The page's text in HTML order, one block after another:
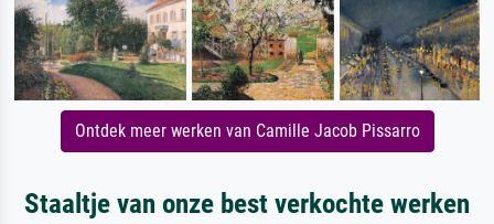
Ontdek meer werken van Camille Jacob Pissarro
Staaltje van onze best verkochte werken